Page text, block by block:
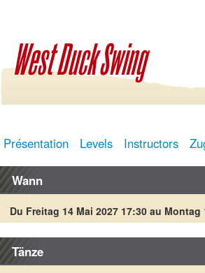
West Duck Swing
Présentation Levels Instructors
Wann
Du Freitag 14 Mai 2027 17:30 au Montag
Tänze